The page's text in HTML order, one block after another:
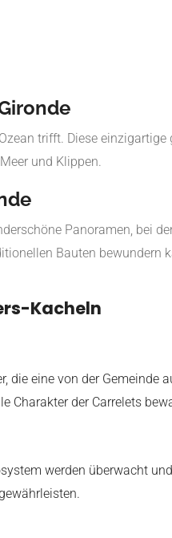
trifft. Diese
und Klippen.
Panoramen, bei
Bauten bewundern
Kacheln
die eine von der Gemeinde
Charakter der Carrelets
werden überwacht